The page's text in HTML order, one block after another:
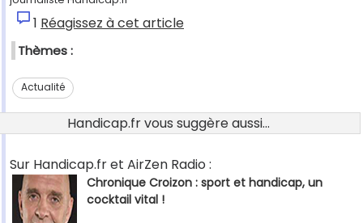
1 Réagissez à cet article
Thèmes :
Actualité
Handicap.fr vous suggère aussi...
Sur Handicap.fr et AirZen Radio :
Chronique Croizon : sport et handicap, un
cocktail vital !